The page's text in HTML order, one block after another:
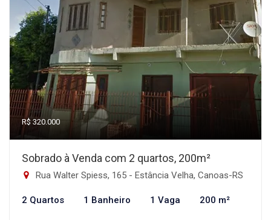
R$ 320.000
Sobrado à Venda com 2 quartos, 200m²
Rua Walter Spiess, 165 - Estância Velha, Canoas-RS
2 Quartos 1 Banheiro 1 Vaga 200 m²